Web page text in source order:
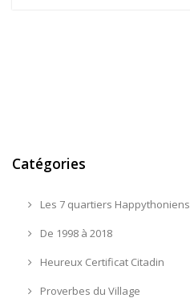
Catégories
Les 7 quartiers Happythoniens
De 1998 à 2018
Heureux Certificat Citadin
Proverbes du Village